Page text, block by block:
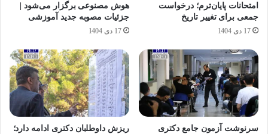
امتحانات پایان‌ترم؛ درخواست
جمعی برای تغییر تاریخ
17 دی 1404
هوش مصنوعی برگزار می‌شود |
جزئیات مصوبه جدید آموزشی
17 دی 1404
سرنوشت آزمون جامع دکتری
ریزش داوطلبان دکتری ادامه دارد؛